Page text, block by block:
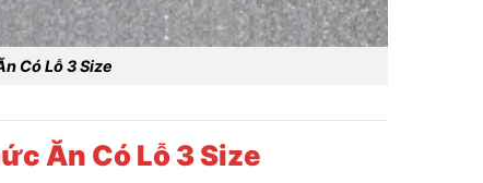
Có Lỗ 3 Size
Ăn Có Lỗ 3 Size